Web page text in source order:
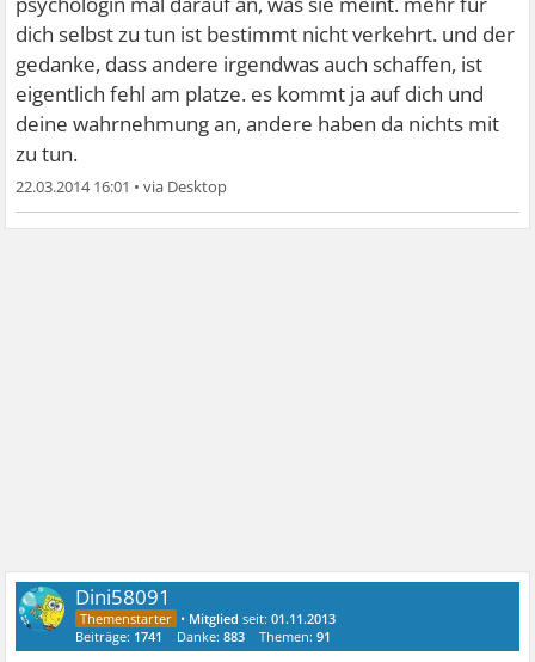
dich selbst zu tun ist bestimmt nicht verkehrt. und der
gedanke, dass andere irgendwas auch schaffen, ist
eigentlich fehl am platze. es kommt ja auf dich und
deine wahrnehmung an, andere haben da nichts mit
zu tun.
22.03.2014 16:01 •
Dini58091
• Mitglied seit:01.11.2013
Beiträge: 1741 Danke:883 Themen:91